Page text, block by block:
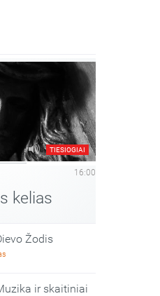
TIESIOGIAI
16:00
kelias
Žodis
ir skaitiniai